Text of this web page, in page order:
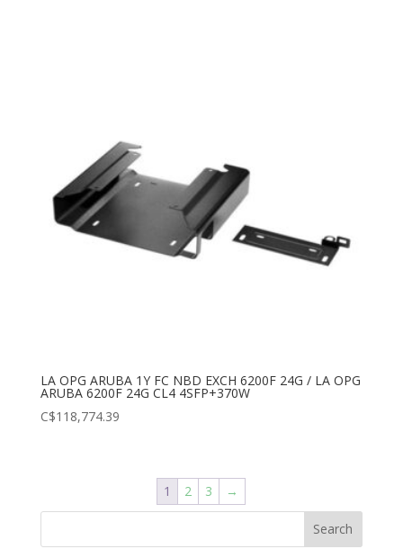
LA OPG ARUBA 1Y FC NBD EXCH 6200F 24G / LA OPG
ARUBA 6200F 24G CL4 4SFP+370W
C$118,774.39
1 2 3 →
Search